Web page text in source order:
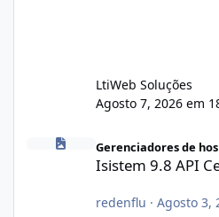
LtiWeb Soluções
Agosto 7, 2026 em
Isistem 9.8 API CentOS Web Panel
Gerenciadores de
Isistem 9.8 API
redenflu · Agosto 3,